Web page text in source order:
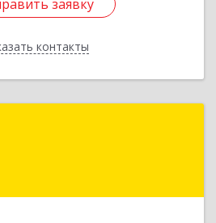
заявку
контакты
заявку
Назад
обл, Новосибирск г,